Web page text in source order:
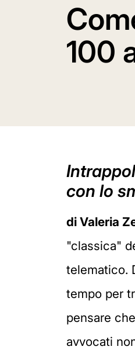
100
con lo
di Valeria
"classica"
telematico.
tempo per
pensare
avvocati